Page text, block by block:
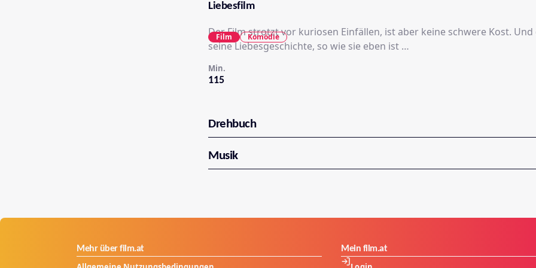
Liebesfilm
Der Film strotzt vor kuriosen Einfällen, ist aber keine schwere Kost.
seine Liebesgeschichte, so wie sie eben ist …
115
Min.
Film Komödie
Drehbuch
Musik
Mehr über film.at Mein film.at